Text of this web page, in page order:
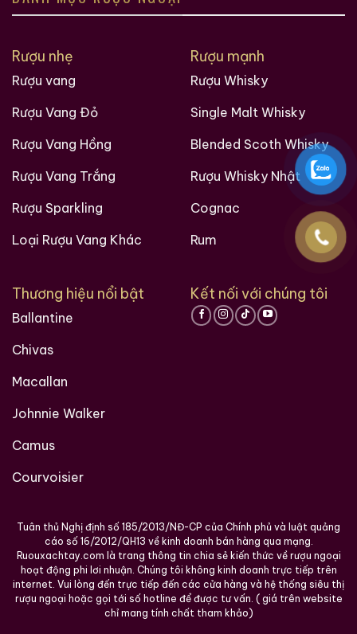
700ml / 43%
28.680.000
Zalo
700ml / 43%
28.880.000
Zalo
Giới Thiệu Một Số Mẫu Rượu Brandy
Medal
3.660.000
Tại sao tin tưởng ruouxachtay.com?
Ruouxachtay.comlà trang web nói về rượu ngoại:
rượu whisky, rượu brandy, rượu rum,… Cho dù bạn
Rượu nhẹ
Rượu vang
Rượu Vang Đỏ
Rượu Vang Hồng
Rượu Vang Trắng
Rượu Sparkling
Loại Rượu Vang Khác
Rượu mạnh
Rượu Whisky
Single Malt Whisky
Blended Scoth Whisky
Rượu Whisky Nhật
Cognac
Rum
Thương hiệu nổi bật
Ballantine
Chivas
Macallan
Johnnie Walker
Camus
Courvoisier
Kết nối với chúng tôi
Tuân thủ Nghị định số 185/2013/NĐ-CP của Chính phủ và luật quảng
cáo số 16/2012/QH13 về kinh doanh bán hàng qua mạng.
Ruouxachtay.com là trang thông tin chia sẻ kiến thức về rượu ngoại
hoạt động phi lơi nhuận. Chúng tôi không kinh doanh trực tiếp trên
internet. Vui lòng đến trực tiếp đến các cửa hàng và hệ thống siêu thị
rượu ngoại hoặc gọi tới số hotline để được tư vấn. ( giá trên website
chỉ mang tính chất tham khảo)